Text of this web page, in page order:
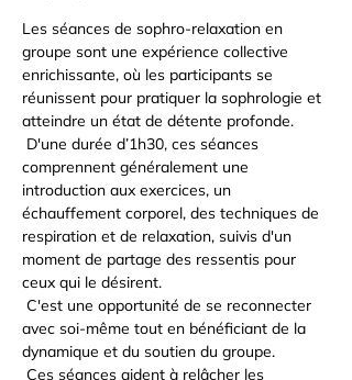
Les séances de sophro-relaxation en
groupe sont une expérience collective
enrichissante, où les participants se
réunissent pour pratiquer la sophrologie et
atteindre un état de détente profonde.
D'une durée d’1h30, ces séances
comprennent généralement une
introduction aux exercices, un
échauffement corporel, des techniques de
respiration et de relaxation, suivis d'un
moment de partage des ressentis pour
ceux qui le désirent.
C'est une opportunité de se reconnecter
avec soi-même tout en bénéficiant de la
dynamique et du soutien du groupe.
Ces séances aident à relâcher les